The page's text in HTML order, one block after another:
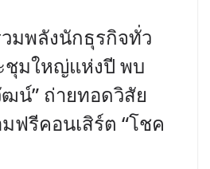
วมพลังนักธุรกิจทั่ว
ชุมใหญ่แห่งปี พบ
ฒน์” ถ่ายทอดวิสัย
ฟรีคอนเสิร์ต “โชค